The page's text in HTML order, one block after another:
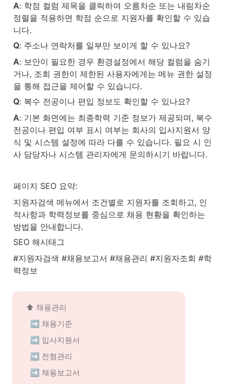
A: 학점 컬럼 제목을 클릭하여 오름차순 또는 내림차순
정렬을 적용하면 학점 순으로 지원자를 확인할 수 있습
니다.
Q: 주소나 연락처를 일부만 보이게 할 수 있나요?
A: 보안이 필요한 경우 환경설정에서 해당 컬럼을 숨기
거나, 조회 권한이 제한된 사용자에게는 메뉴 권한 설정
을 통해 접근을 제어할 수 있습니다.
Q: 복수 전공이나 편입 정보도 확인할 수 있나요?
A: 기본 화면에는 최종학력 기준 정보가 제공되며, 복수
전공이나 편입 여부 표시 여부는 회사의 입사지원서 양
식 및 시스템 설정에 따라 다를 수 있습니다. 필요 시 인
사 담당자나 시스템 관리자에게 문의하시기 바랍니다.
페이지 SEO 요약:
지원자검색 메뉴에서 조건별로 지원자를 조회하고, 인
적사항과 학력정보를 중심으로 채용 현황을 확인하는
방법을 안내합니다.
SEO 해시태그
#지원자검색 #채용보고서 #채용관리 #지원자조회 #학
력정보
⬆️ 채용관리
➡️ 채용기준
➡️ 입사지원서
➡️ 전형관리
➡️ 채용보고서